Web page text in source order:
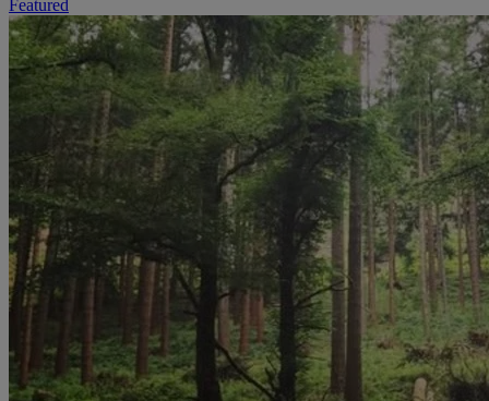
Featured